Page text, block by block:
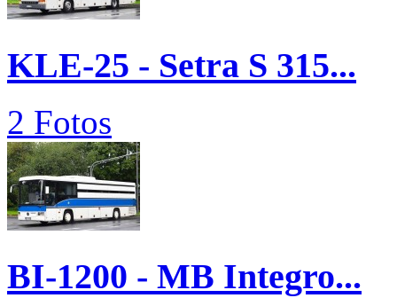
KLE-25 - Setra S 315...
2 Fotos
BI-1200 - MB Integro...